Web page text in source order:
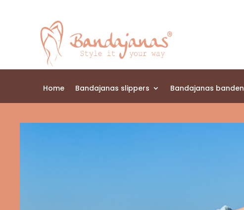
Home Bandajanas slippers Bandajanas banden